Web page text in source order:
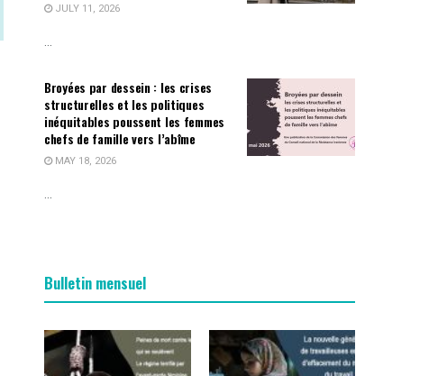
JULY 11, 2026
Broyées par dessein : les crises
structurelles et les politiques
inéquitables poussent les femmes
chefs de famille vers l’abîme
MAY 18, 2026
Bulletin mensuel